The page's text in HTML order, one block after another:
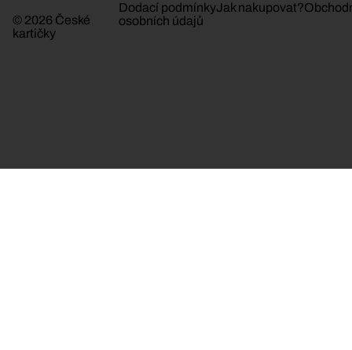
© 2026 České
kartičky
Dodací podmínkyJak nakupovat?
osobních údajů